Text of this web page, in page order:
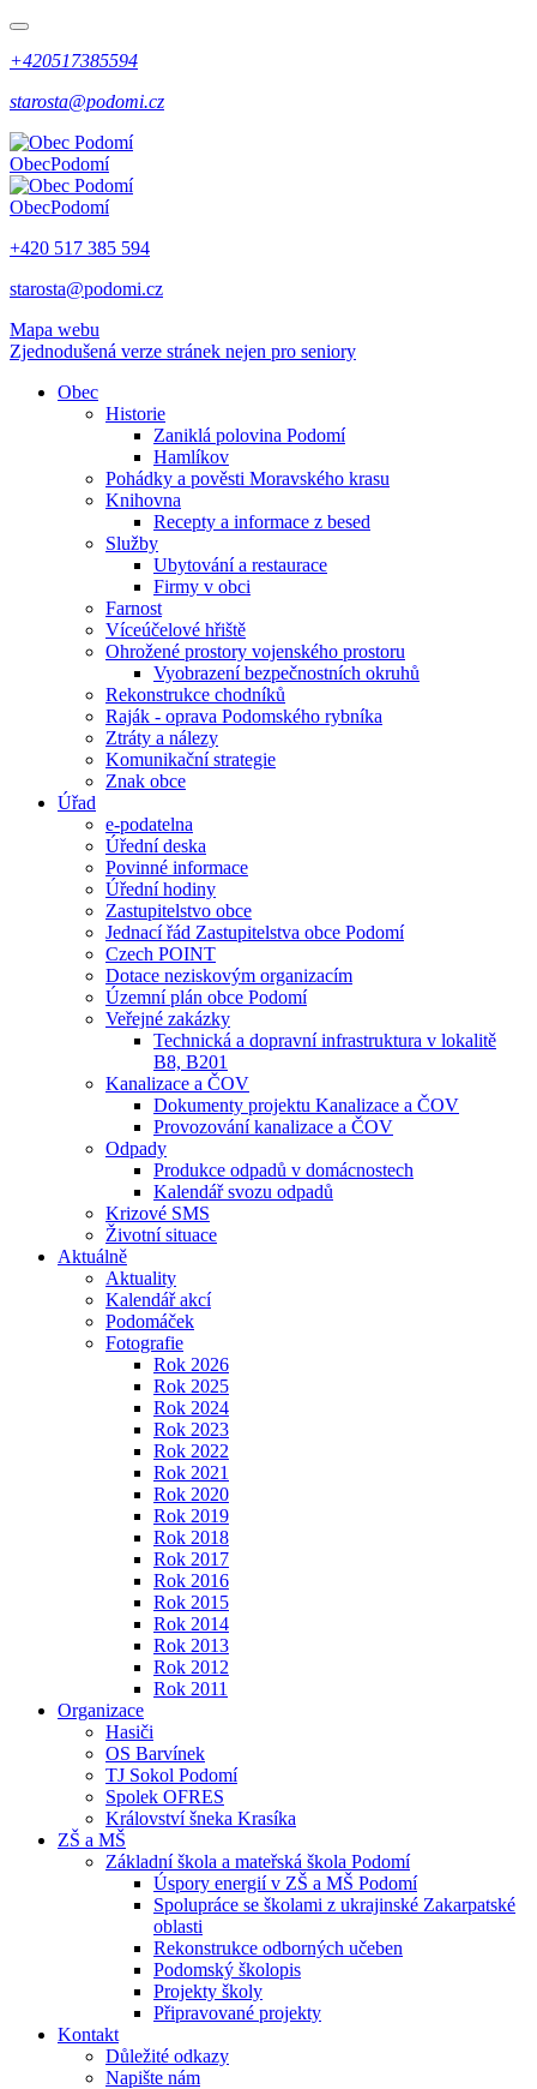
+420517385594
starosta@podomi.cz
ObecPodomí
ObecPodomí
+420 517 385 594
starosta@podomi.cz
Mapa webu
Zjednodušená verze stránek nejen pro seniory
Obec
Historie
Zaniklá polovina Podomí
Hamlíkov
Pohádky a pověsti Moravského krasu
Knihovna
Recepty a informace z besed
Služby
Ubytování a restaurace
Firmy v obci
Farnost
Víceúčelové hřiště
Ohrožené prostory vojenského prostoru
Vyobrazení bezpečnostních okruhů
Rekonstrukce chodníků
Raják - oprava Podomského rybníka
Ztráty a nálezy
Komunikační strategie
Znak obce
Úřad
e-podatelna
Úřední deska
Povinné informace
Úřední hodiny
Zastupitelstvo obce
Jednací řád Zastupitelstva obce Podomí
Czech POINT
Dotace neziskovým organizacím
Územní plán obce Podomí
Veřejné zakázky
Technická a dopravní infrastruktura v lokalitě
B8, B201
Kanalizace a ČOV
Dokumenty projektu Kanalizace a ČOV
Provozování kanalizace a ČOV
Odpady
Produkce odpadů v domácnostech
Kalendář svozu odpadů
Krizové SMS
Životní situace
Aktuálně
Aktuality
Kalendář akcí
Podomáček
Fotografie
Rok 2026
Rok 2025
Rok 2024
Rok 2023
Rok 2022
Rok 2021
Rok 2020
Rok 2019
Rok 2018
Rok 2017
Rok 2016
Rok 2015
Rok 2014
Rok 2013
Rok 2012
Rok 2011
Organizace
Hasiči
OS Barvínek
TJ Sokol Podomí
Spolek OFRES
Království šneka Krasíka
ZŠ a MŠ
Základní škola a mateřská škola Podomí
Úspory energií v ZŠ a MŠ Podomí
Spolupráce se školami z ukrajinské Zakarpatské
oblasti
Rekonstrukce odborných učeben
Podomský školopis
Projekty školy
Připravované projekty
Kontakt
Důležité odkazy
Napište nám